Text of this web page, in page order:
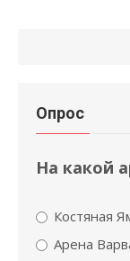
Опрос
На какой
Костяная
Арена